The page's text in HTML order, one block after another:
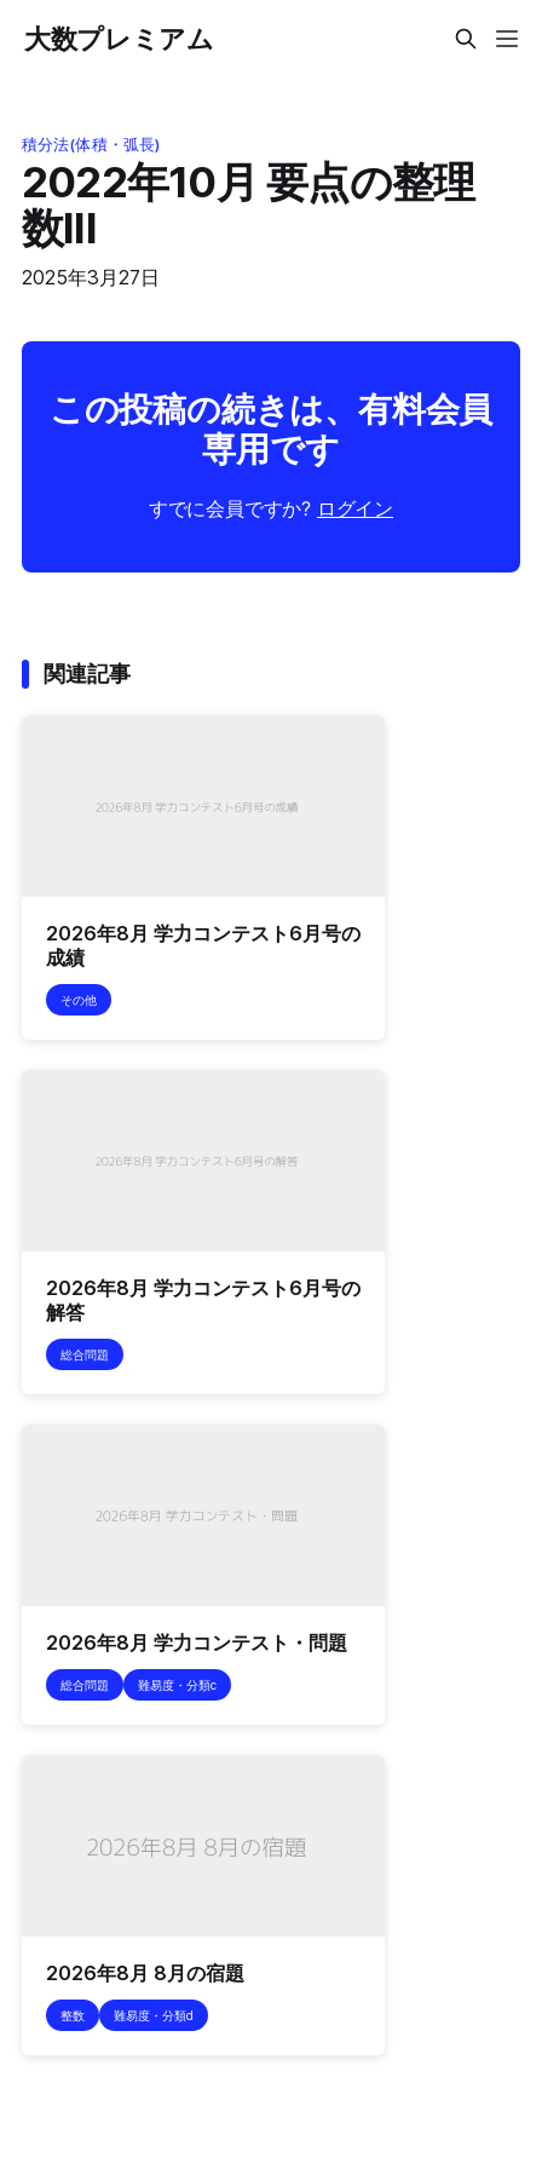
大数プレミアム
積分法(体積・弧長)
2022年10月 要点の整理
数III
2025年3月27日
この投稿の続きは、有料会員
専用です
すでに会員ですか? ログイン
関連記事
2026年8月 学力コンテスト6月号の
成績
その他
2026年8月 学力コンテスト6月号の
解答
総合問題
2026年8月 学力コンテスト・問題
総合問題 難易度・分類c
2026年8月 8月の宿題
整数 難易度・分類d